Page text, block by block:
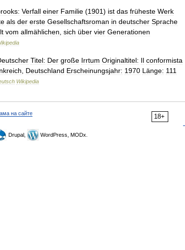
Verfall einer Familie (1901) ist das früheste Werk
als der erste Gesellschaftsroman in deutscher Sprache
vom allmählichen sich über vier Generationen
Titel: Der große Irrtum Originaltitel: Il conformista
Deutschland Erscheinungsjahr: 1970 Länge: 111
Wikipedia
18+
на сайте
Drupal, WordPress, MODx.